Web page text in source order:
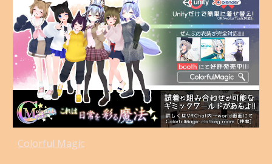
Colorful Magic